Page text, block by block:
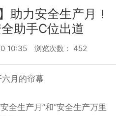
助力安全生产月！
助手C位出道
10:35 浏览次数： 452
月的帘幕
全生产月”和“安全生产万里